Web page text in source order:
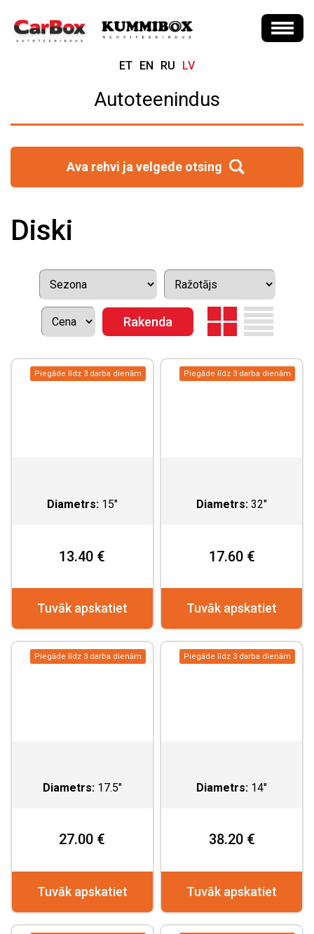
ET EN RU LV
Autoteenindus
Ava rehvi ja velgede otsing
Diski
Piegāde līdz 3 darba dienām
Diametrs:15"
13.40 €
Tuvāk apskatiet
Piegāde līdz 3 darba dienām
Diametrs: 32"
17.60 €
Tuvāk apskatiet
Piegāde līdz 3 darba dienām
Diametrs:17.5"
27.00 €
Tuvāk apskatiet
Piegāde līdz 3 darba dienām
Diametrs: 14"
38.20 €
Tuvāk apskatiet